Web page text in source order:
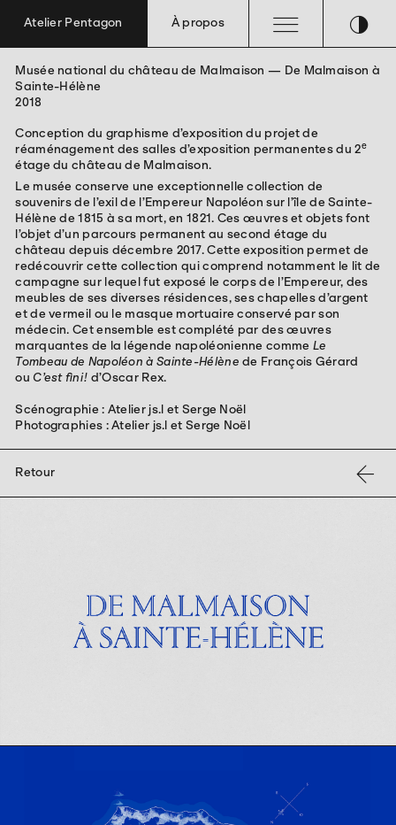
Atelier Pentagon À propos ≡ ◑
Édition Exposition Graphisme
Musée national du château de Malmaison — De Malmaison à
Sainte-Hélène
2018
Conception du graphisme d’exposition du projet de
réaménagement des salles d’exposition permanentes du 2e
étage du château de Malmaison.
Le musée conserve une exceptionnelle collection de
souvenirs de l’exil de l’Empereur Napoléon sur l’île de Sainte-
Hélène de 1815 à sa mort, en 1821. Ces œuvres et objets font
l’objet d’un parcours permanent au second étage du
château depuis décembre 2017. Cette exposition permet de
redécouvrir cette collection qui comprend notamment le lit de
campagne sur lequel fut exposé le corps de l’Empereur, des
meubles de ses diverses résidences, ses chapelles d’argent
et de vermeil ou le masque mortuaire conservé par son
médecin. Cet ensemble est complété par des œuvres
marquantes de la légende napoléonienne comme Le
Tombeau de Napoléon à Sainte-Hélène de François Gérard
ouC’est fini ! d’Oscar Rex.
Scénographie : Atelier js.l et Serge Noël
Photographies : Atelier js.l et Serge Noël
Retour ←